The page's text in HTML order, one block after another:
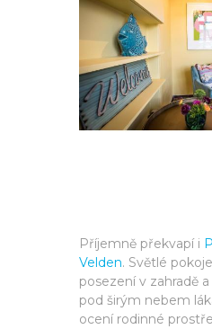
Příjemně překvapí i
Velden. Světlé
posezení v zahradě
pod širým nebem
ocení rodinné